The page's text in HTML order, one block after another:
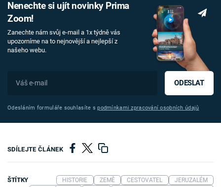
Nenechte si ujít novinky Prima
Zoom!
Zanechte nám svůj e-mail a 1x týdně vás
upozorníme na to nejnovější a nejlepší z
našeho webu.
ODESLAT
Odesláním formuláře souhlasíte spodmínkami zpracování osobních údajů
SDÍLEJTE ČLÁNEK
ŠTÍTKY HISTORIE ZEMĚ CESTOVATEL
JERUZALÉM